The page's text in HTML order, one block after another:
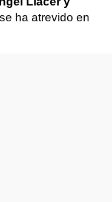
ha atrevido en